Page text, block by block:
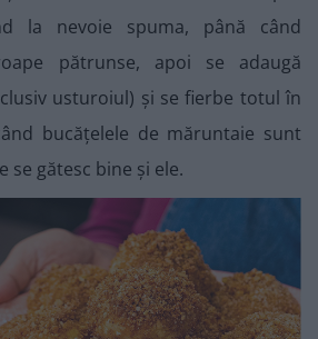
la nevoie spuma, până când
pătrunse, apoi se adaugă
usturoiul) și se fierbe totul în
bucățelele de măruntaie sunt
se gătesc bine și ele.